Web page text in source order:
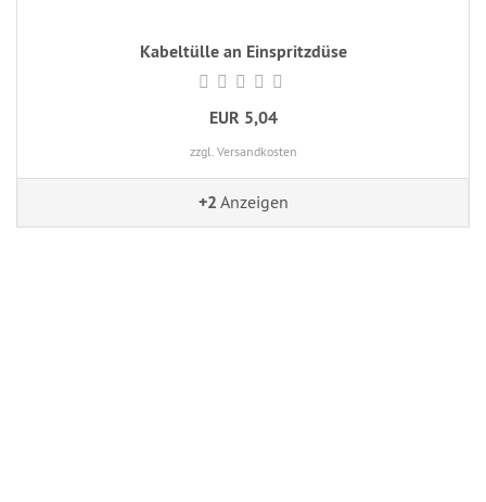
Kabeltülle an Einspritzdüse
EUR 5,04
zzgl. Versandkosten
+2 Anzeigen